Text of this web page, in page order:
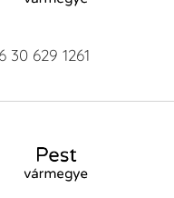
30 629 1261